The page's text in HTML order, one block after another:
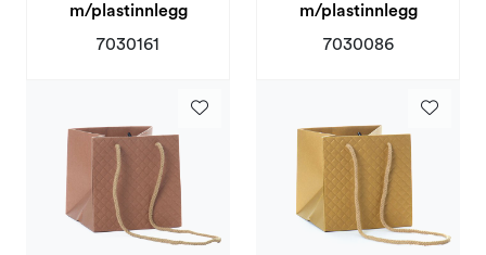
m/plastinnlegg
7030161
m/plastinnlegg
7030086